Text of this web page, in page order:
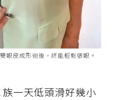
眼皮成形術後，終能輕鬆張眼。
一天低頭滑好幾小